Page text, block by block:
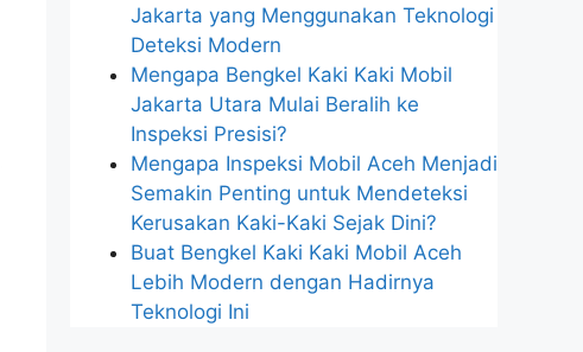
Jakarta yang Menggunakan Teknologi
Deteksi Modern
Mengapa Bengkel Kaki Kaki Mobil
Jakarta Utara Mulai Beralih ke
Inspeksi Presisi?
Mengapa Inspeksi Mobil Aceh Menjadi
Semakin Penting untuk Mendeteksi
Kerusakan Kaki-Kaki Sejak Dini?
Buat Bengkel Kaki Kaki Mobil Aceh
Lebih Modern dengan Hadirnya
Teknologi Ini